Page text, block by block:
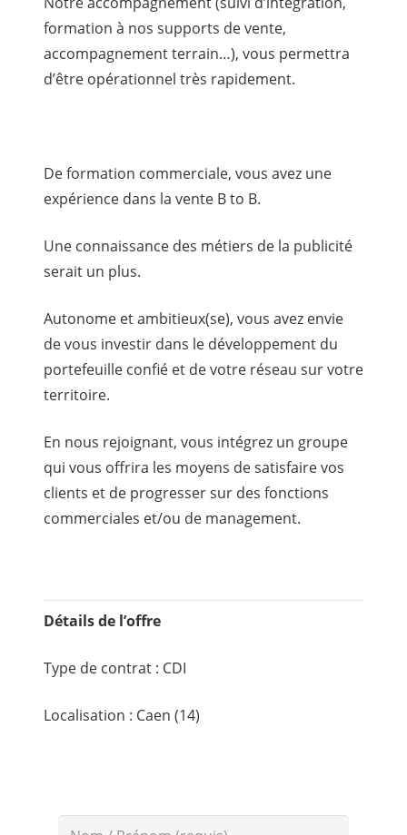
formation à nos supports de vente,
accompagnement terrain…), vous permettra
d’être opérationnel très rapidement.
De formation commerciale, vous avez une
expérience dans la vente B to B.
Une connaissance des métiers de la publicité
serait un plus.
Autonome et ambitieux(se), vous avez envie
de vous investir dans le développement du
portefeuille confié et de votre réseau sur votre
territoire.
En nous rejoignant, vous intégrez un groupe
qui vous offrira les moyens de satisfaire vos
clients et de progresser sur des fonctions
commerciales et/ou de management.
Détails de l’offre
Type de contrat : CDI
Localisation : Caen (14)